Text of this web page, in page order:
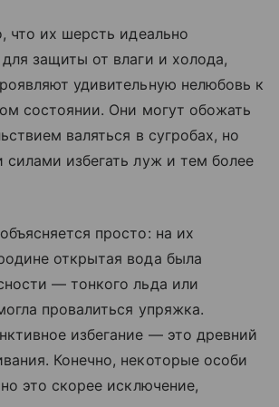
что их шерсть идеально
защиты от влаги и холода,
удивительную нелюбовь к
состоянии. Они могут обожать
валяться в сугробах, но
силами избегать луж и тем более
просто: на их
открытая вода была
— тонкого льда или
провалиться упряжка.
избегание — это древний
Конечно, некоторые особи
это скорее исключение,